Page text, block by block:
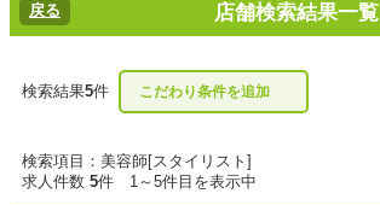
戻る 店舗検索結果一覧
検索結果5件 こだわり条件を追加
検索項目：美容師[スタイリスト]
求人件数 5件 1～5件目を表示中